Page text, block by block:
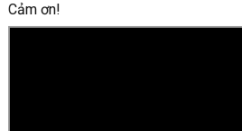
Cảm ơn!